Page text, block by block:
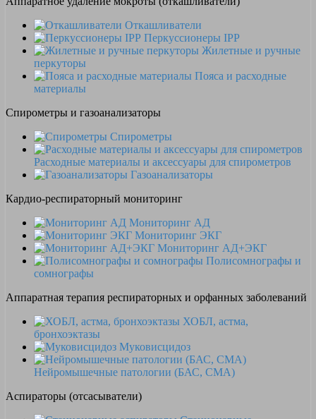
Откашливатели
Перкуссионеры IPP
Жилетные и ручные
перкуторы
Пояса и расходные
материалы
Спирометры и газоанализаторы
Спирометры
Расходные материалы и аксессуары для спирометров
Газоанализаторы
Кардио-респираторный мониторинг
Мониторинг АД
Мониторинг ЭКГ
Мониторинг АД+ЭКГ
Полисомнографы и
сомнографы
Аппаратная терапия респираторных и орфанных заболеваний
ХОБЛ, астма,
бронхоэктазы
Муковисцидоз
Нейромышечные патологии (БАС, СМА)
Аспираторы (отсасыватели)